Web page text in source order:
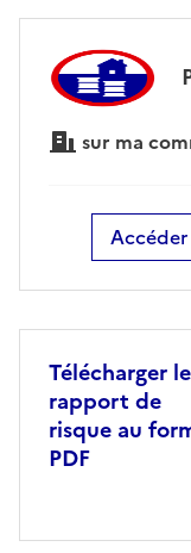
sur ma
Télécharger le
rapport de
risque au
PDF